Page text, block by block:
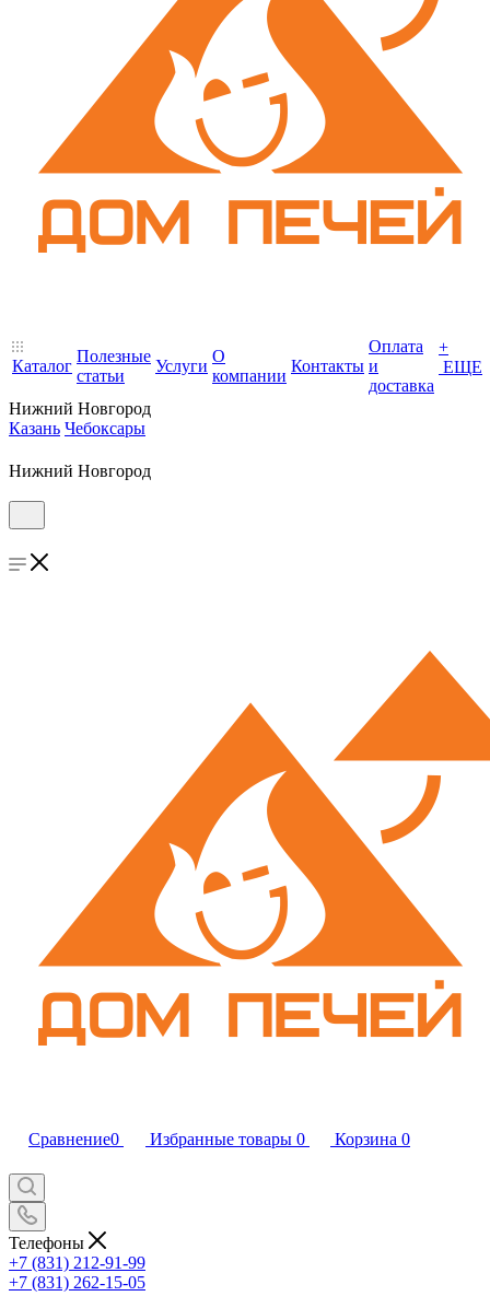
Каталог
Полезные
статьи
Услуги
О
компании
Контакты
Оплата
и
доставка
+
ЕЩЕ
Нижний Новгород
Казань Чебоксары
Нижний Новгород
Сравнение0 Избранные товары 0 Корзина 0
Телефоны
+7 (831) 212-91-99
+7 (831) 262-15-05